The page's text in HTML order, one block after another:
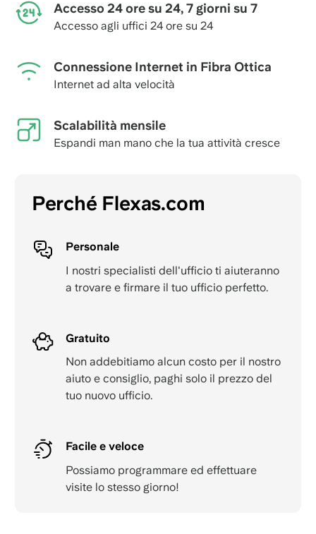
Accesso 24 ore su 24, 7 giorni su 7
Accesso agli uffici 24 ore su 24
Connessione Internet in Fibra Ottica
Internet ad alta velocità
Scalabilità mensile
Espandi man mano che la tua attività cresce
Perché Flexas.com
Personale
I nostri specialisti dell'ufficio ti aiuteranno
a trovare e firmare il tuo ufficio perfetto.
Gratuito
Non addebitiamo alcun costo per il nostro
aiuto e consiglio, paghi solo il prezzo del
tuo nuovo ufficio.
Facile e veloce
Possiamo programmare ed effettuare
visite lo stesso giorno!